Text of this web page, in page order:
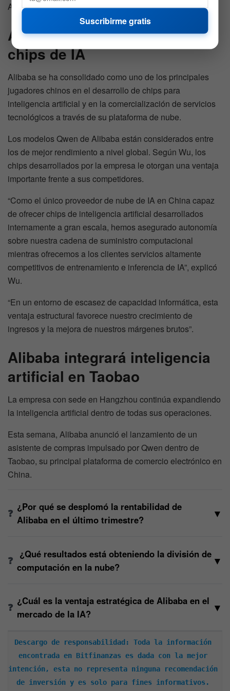
Alibaba durante la llamada.
Alibaba presume ventaja en
chips de IA
Alibaba se ha consolidado como uno de los principales
jugadores chinos en el desarrollo de chips para
inteligencia artificial y en la comercialización de servicios
tecnológicos a través de su plataforma de nube.
Los modelos Qwen de Alibaba están considerados entre
los de mejor rendimiento a nivel global. Según Wu, los
chips desarrollados por la empresa le otorgan una ventaja
importante frente a sus competidores.
“Como el único proveedor de nube de IA en China capaz
de ofrecer chips de inteligencia artificial desarrollados
internamente a gran escala, hemos asegurado autonomía
sobre nuestra cadena de suministro computacional
mientras ofrecemos a los clientes servicios altamente
competitivos de entrenamiento e inferencia de IA”, explicó
Wu.
“En un entorno de escasez de capacidad informática, esta
ventaja estructural favorece nuestro crecimiento de
ingresos y la mejora de nuestros márgenes brutos”.
Alibaba integrará inteligencia
artificial en Taobao
La empresa con sede en Hangzhou continúa expandiendo
la inteligencia artificial dentro de todas sus operaciones.
Esta semana, Alibaba anunció el lanzamiento de un
asistente de compras impulsado por Qwen dentro de
Taobao, su principal plataforma de comercio electrónico en
China.
¿Por qué se desplomó la rentabilidad de
Alibaba en el último trimestre?
▼
¿Qué resultados está obteniendo la división de
computación en la nube?
▼
¿Cuál es la ventaja estratégica de Alibaba en el
mercado de la IA?
▼
Descargo de responsabilidad: Toda la información
encontrada en Bitfinanzas es dada con la mejor
intención, esta no representa ninguna recomendación
de inversión y es solo para fines informativos.
Suscribirme gratis